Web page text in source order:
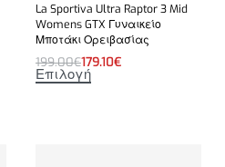
La Sportiva Ultra Raptor 3 Mid
Womens GTX Γυναικείο
Μποτάκι Ορειβασίας
199.00€179.10€
Επιλογή